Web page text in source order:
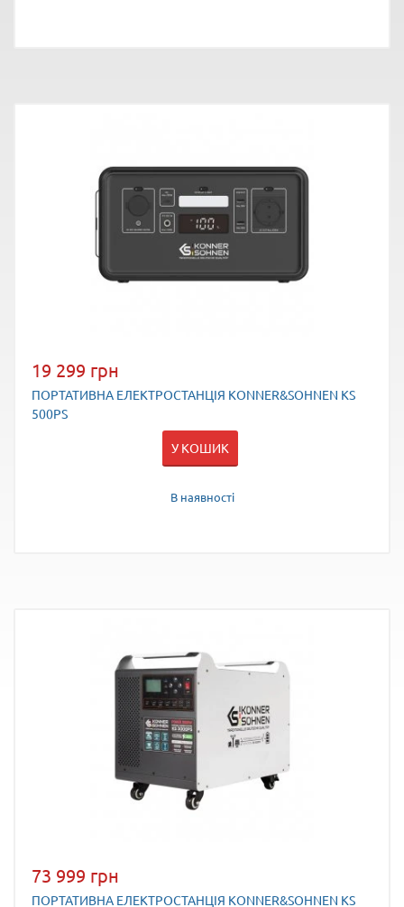
19 299 грн
ПОРТАТИВНА ЕЛЕКТРОСТАНЦІЯ KONNER&SOHNEN KS
500PS
У КОШИК
В наявності
73 999 грн
ПОРТАТИВНА ЕЛЕКТРОСТАНЦІЯ KONNER&SOHNEN KS